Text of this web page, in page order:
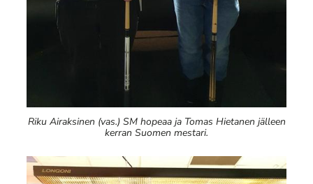
Riku Airaksinen (vas.) SM hopeaa ja Tomas Hietanen jälleen
kerran Suomen mestari.